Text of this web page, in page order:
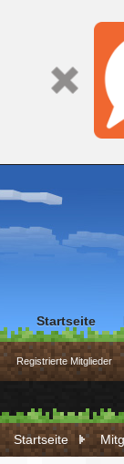
Startseite
Startseite
Registrierte Mitglieder